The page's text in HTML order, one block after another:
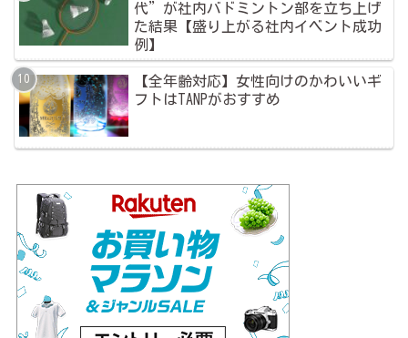
代”が社内バドミントン部を立ち上げ
た結果【盛り上がる社内イベント成功
例】
【全年齢対応】女性向けのかわいいギ
フトはTANPがおすすめ